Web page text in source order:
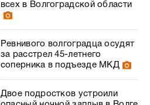
всех в Волгоградской области
Ревнивого волгоградца осудят
за расстрел 45-летнего
соперника в подъезде МКД
Двое подростков устроили